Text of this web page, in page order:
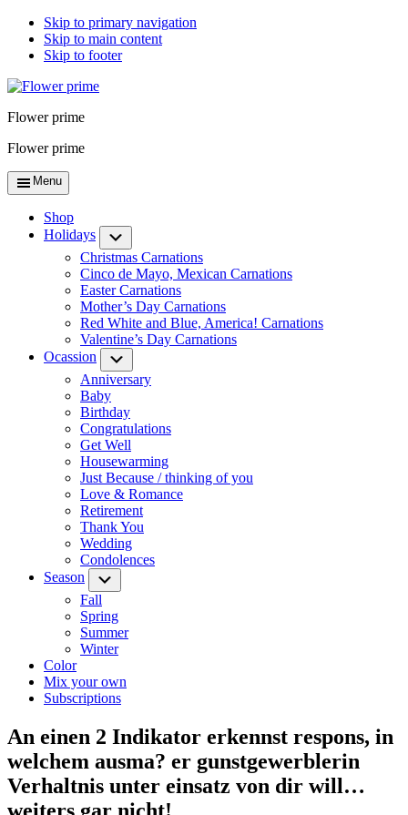
Skip to primary navigation
Skip to main content
Skip to footer
Flower prime
Flower prime
Menu
Shop
Holidays
Christmas Carnations
Cinco de Mayo, Mexican Carnations
Easter Carnations
Mother’s Day Carnations
Red White and Blue, America! Carnations
Valentine’s Day Carnations
Ocassion
Anniversary
Baby
Birthday
Congratulations
Get Well
Housewarming
Just Because / thinking of you
Love & Romance
Retirement
Thank You
Wedding
Condolences
Season
Fall
Spring
Summer
Winter
Color
Mix your own
Subscriptions
An einen 2 Indikator erkennst respons, in
welchem ausma? er gunstgewerblerin
Verhaltnis unter einsatz von dir will…